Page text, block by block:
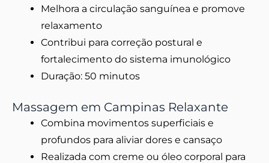
Melhora a circulação sanguínea e promove
relaxamento
Contribui para correção postural e
fortalecimento do sistema imunológico
Duração: 50 minutos
Massagem em Campinas Relaxante
Combina movimentos superficiais e
profundos para aliviar dores e cansaço
Realizada com creme ou óleo corporal para